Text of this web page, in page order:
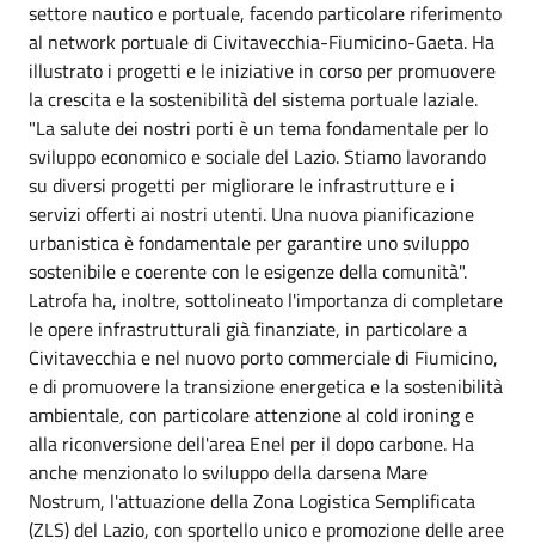
settore nautico e portuale, facendo particolare riferimento
al network portuale di Civitavecchia-Fiumicino-Gaeta. Ha
illustrato i progetti e le iniziative in corso per promuovere
la crescita e la sostenibilità del sistema portuale laziale.
"La salute dei nostri porti è un tema fondamentale per lo
sviluppo economico e sociale del Lazio. Stiamo lavorando
su diversi progetti per migliorare le infrastrutture e i
servizi offerti ai nostri utenti. Una nuova pianificazione
urbanistica è fondamentale per garantire uno sviluppo
sostenibile e coerente con le esigenze della comunità".
Latrofa ha, inoltre, sottolineato l'importanza di completare
le opere infrastrutturali già finanziate, in particolare a
Civitavecchia e nel nuovo porto commerciale di Fiumicino,
e di promuovere la transizione energetica e la sostenibilità
ambientale, con particolare attenzione al cold ironing e
alla riconversione dell'area Enel per il dopo carbone. Ha
anche menzionato lo sviluppo della darsena Mare
Nostrum, l'attuazione della Zona Logistica Semplificata
(ZLS) del Lazio, con sportello unico e promozione delle aree